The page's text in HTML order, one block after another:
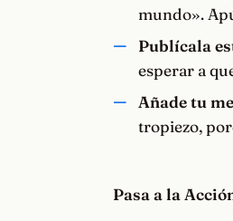
mundo».
Publícala
esperar a
Añade tu
tropiezo,
Pasa a la